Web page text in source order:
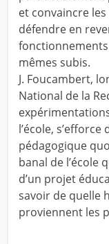
et convaincre
défendre en
fonctionnements
mêmes subis.
J. Foucambert,
National de la
l’école,
pédagogique
banal de l’école
d’un projet
savoir de quelle
proviennent les